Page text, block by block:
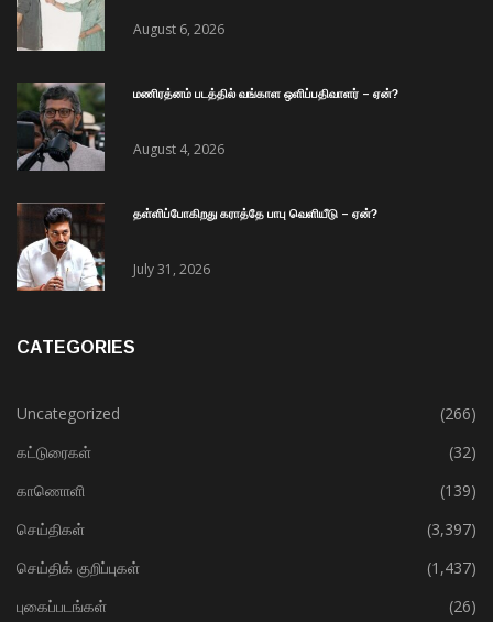
August 6, 2026
மணிரத்னம் படத்தில் வங்காள ஒளிப்பதிவாளர் – ஏன்?
August 4, 2026
தள்ளிப்போகிறது கராத்தே பாபு வெளியீடு – ஏன்?
July 31, 2026
CATEGORIES
Uncategorized
(266)
கட்டுரைகள்
(32)
காணொளி
(139)
செய்திகள்
(3,397)
செய்திக் குறிப்புகள்
(1,437)
புகைப்படங்கள்
(26)